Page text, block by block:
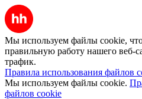
Мы используем файлы cookie,
правильную работу нашего веб-
трафик.
Правила использования файлов
Мы используем файлы cookie.
файлов cookie